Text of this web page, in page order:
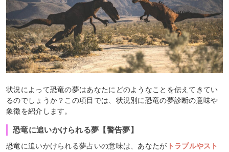
状況によって恐竜の夢はあなたにどのようなことを伝えてきてい
るのでしょうか？この項目では、状況別に恐竜の夢診断の意味や
象徴を紹介します。
恐竜に追いかけられる夢【警告夢】
恐竜に追いかけられる夢占いの意味は、あなたが トラブルやスト